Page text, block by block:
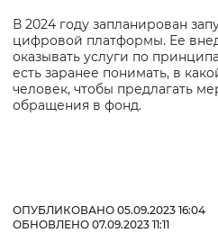
В 2024 году запланирован
цифровой платформы. Ее
оказывать услуги по
есть заранее понимать, в
человек, чтобы предлагать
обращения в фонд.
ОПУБЛИКОВАНО 05.09.2023 16:04
ОБНОВЛЕНО 07.09.2023 11:11